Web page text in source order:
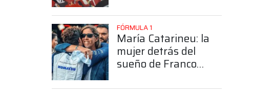
FÓRMULA 1
María Catarineu: la
mujer detrás del
sueño de Franco
Fórmula 1